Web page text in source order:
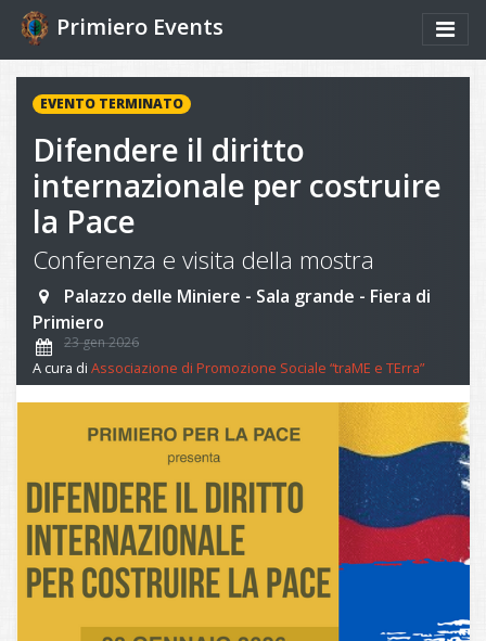
Primiero Events
EVENTO TERMINATO
Difendere il diritto
internazionale per costruire
la Pace
Conferenza e visita della mostra
Palazzo delle Miniere - Sala grande - Fiera di
Primiero
23 gen 2026
A cura di Associazione di Promozione Sociale “traME e TErra”